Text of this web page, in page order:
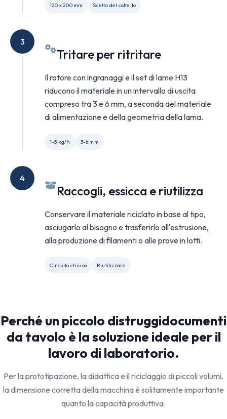
120 x 200 mm Scelta del coltello
3
Tritare per ritritare
Il rotore con ingranaggi e il set di lame H13
riducono il materiale in un intervallo di uscita
compreso tra 3 e 6 mm, a seconda del materiale
di alimentazione e della geometria della lama.
1-5 kg/h 3-6 mm
4
Raccogli, essicca e riutilizza
Conservare il materiale riciclato in base al tipo,
asciugarlo al bisogno e trasferirlo all'estrusione,
alla produzione di filamenti o alle prove in lotti.
Circuito chiuso Riutilizzare
Perché un piccolo distruggidocumenti
da tavolo è la soluzione ideale per il
lavoro di laboratorio.
Per la prototipazione, la didattica e il riciclaggio di piccoli volumi,
la dimensione corretta della macchina è solitamente importante
quanto la capacità produttiva.